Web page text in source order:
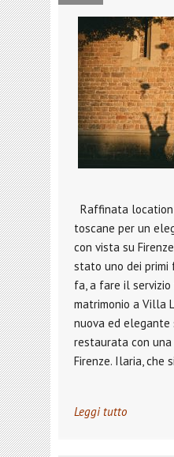
Raffinata
toscane per un
con vista su
stato uno dei primi
fa, a fare il
matrimonio a Villa
nuova ed
restaurata con
Firenze. Ilaria, che
Leggi tutto